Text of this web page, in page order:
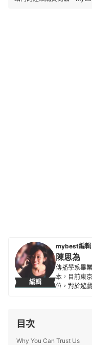
編輯
mybest編輯
陳思為
傳播學系畢
本，目前東
位，對於遊
目次
Why You Can Trust Us